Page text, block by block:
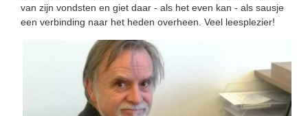
van zijn vondsten en giet daar - als het even kan - als sausje
een verbinding naar het heden overheen. Veel leesplezier!